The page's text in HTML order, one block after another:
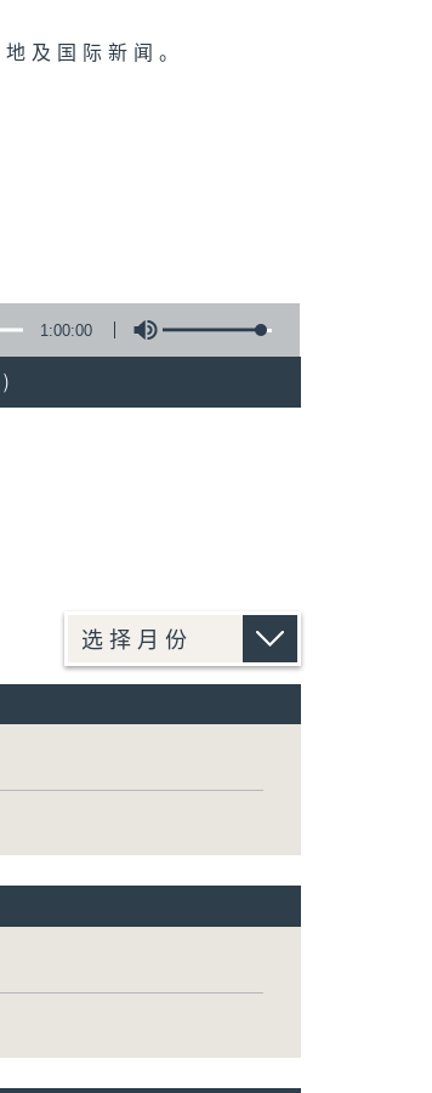
及国际新闻。
1:00:00